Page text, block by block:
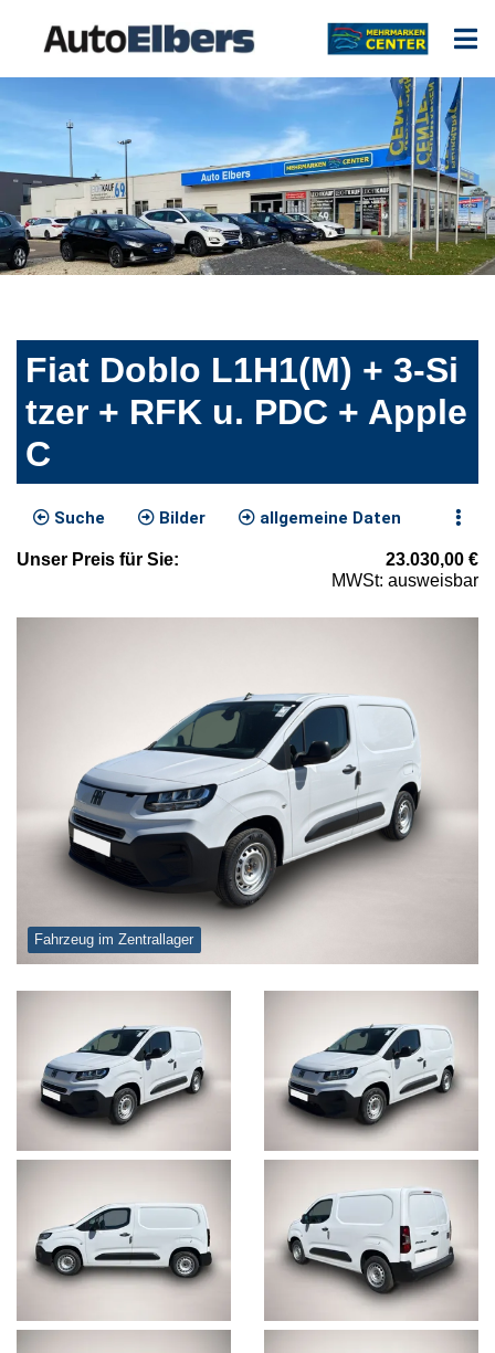
Fiat Doblo L1H1(M) + 3-Si
tzer + RFK u. PDC + Apple
C
Suche Bilder allgemeine Daten
Unser Preis für Sie: 23.030,00 €
MWSt: ausweisbar
Fahrzeug im Zentrallager